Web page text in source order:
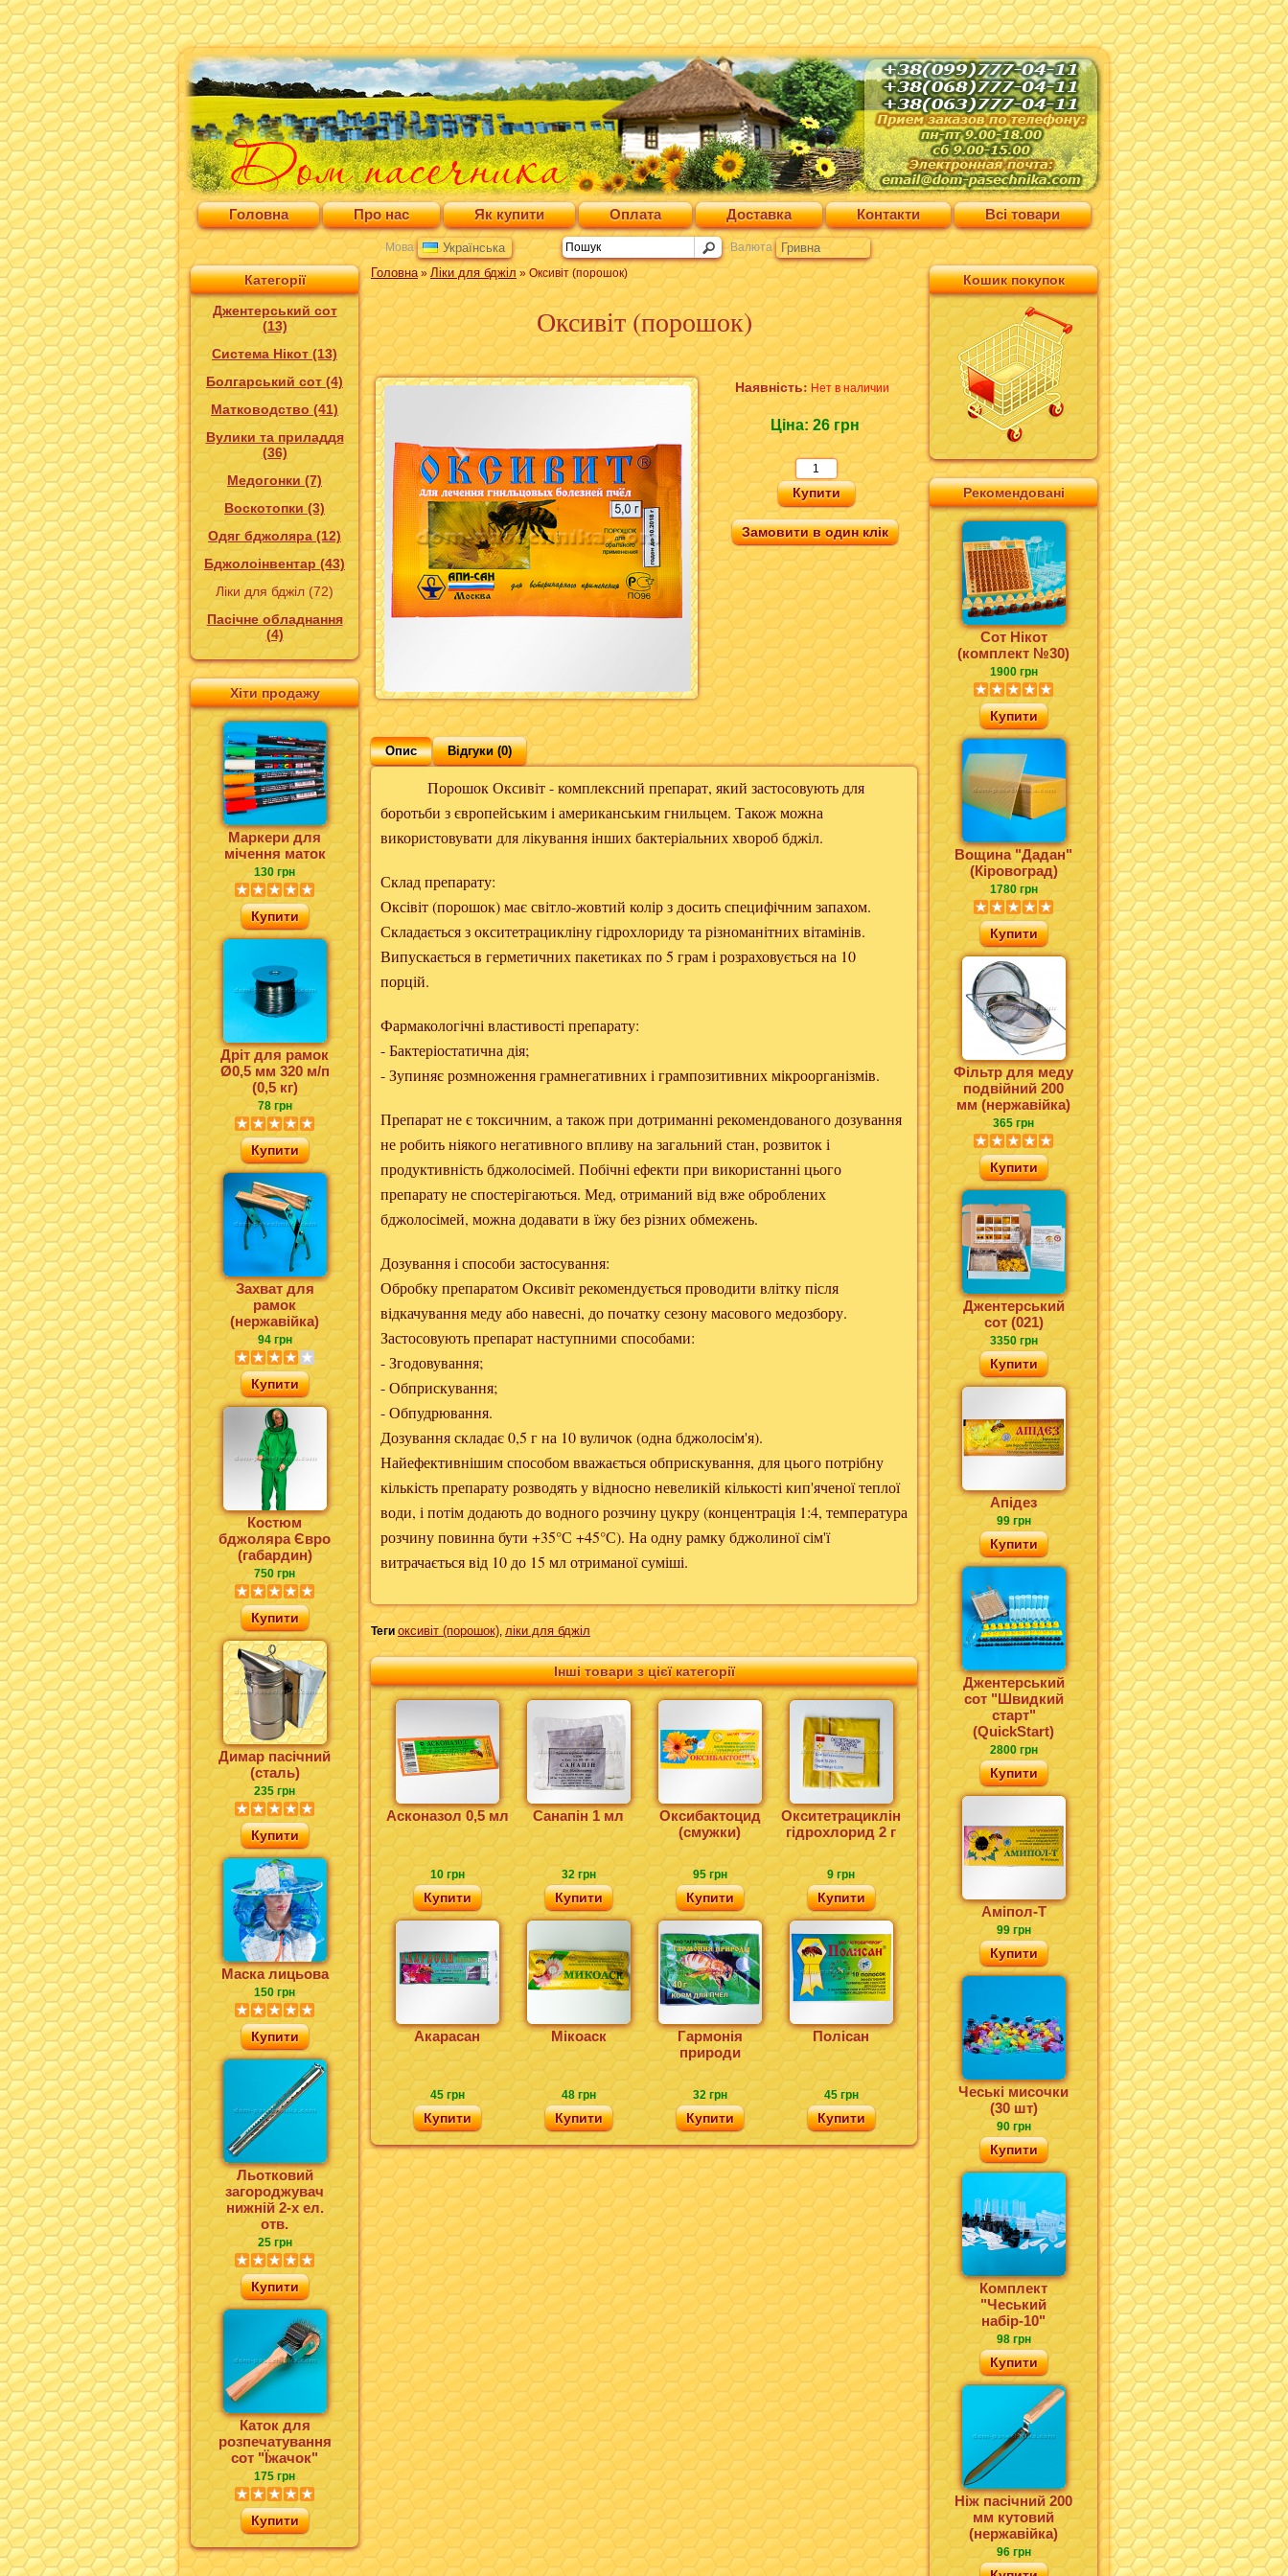
Мова Українська Валюта Гривна
Головна Про нас Як купити Оплата Доставка Контакти Всі товари
Категорії
Джентерський сот
(13)
Система Нікот (13)
Болгарський сот (4)
Матководство (41)
Вулики та приладдя
(36)
Медогонки (7)
Воскотопки (3)
Одяг бджоляра (12)
Бджолоінвентар (43)
Ліки для бджіл (72)
Пасічне обладнання
(4)
Хіти продажу
Маркери для
мічення маток
130 грн
Купити
Дріт для рамок
Ø0,5 мм 320 м/п
(0,5 кг)
78 грн
Купити
Захват для
рамок
(нержавійка)
94 грн
Купити
Костюм
бджоляра Євро
(габардин)
750 грн
Купити
Димар пасічний
(сталь)
235 грн
Купити
Маска лицьова
150 грн
Купити
Льотковий
загороджувач
нижній 2-х ел.
отв.
25 грн
Купити
Каток для
розпечатування
сот "Їжачок"
175 грн
Купити
Кошик покупок
Рекомендовані
Сот Нікот
(комплект №30)
1900 грн
Купити
Вощина "Дадан"
(Кіровоград)
1780 грн
Купити
Фільтр для меду
подвійний 200
мм (нержавійка)
365 грн
Купити
Джентерський
сот (021)
3350 грн
Купити
Апідез
99 грн
Купити
Джентерський
сот "Швидкий
старт"
(QuickStart)
2800 грн
Купити
Аміпол-Т
99 грн
Купити
Чеські мисочки
(30 шт)
90 грн
Купити
Комплект
"Чеський
набір-10"
98 грн
Купити
Ніж пасічний 200
мм кутовий
(нержавійка)
96 грн
Головна» Ліки для бджіл » Оксивіт (порошок)
Оксивіт (порошок)
Наявність: Нет в наличии
Ціна: 26 грн
Замовити в один клік
Опис Відгуки (0)
Порошок Оксивіт - комплексний препарат, який застосовують для
боротьби з європейським і американським гнильцем. Також можна
використовувати для лікування інших бактеріальних хвороб бджіл.
Склад препарату:
Оксівіт (порошок) має світло-жовтий колір з досить специфічним запахом.
Складається з окситетрацикліну гідрохлориду та різноманітних вітамінів.
Випускається в герметичних пакетиках по 5 грам і розраховується на 10
порцій.
Фармакологічні властивості препарату:
- Бактеріостатична дія;
- Зупиняє розмноження грамнегативних і грампозитивних мікроорганізмів.
Препарат не є токсичним, а також при дотриманні рекомендованого дозування
не робить ніякого негативного впливу на загальний стан, розвиток і
продуктивність бджолосімей. Побічні ефекти при використанні цього
препарату не спостерігаються. Мед, отриманий від вже оброблених
бджолосімей, можна додавати в їжу без різних обмежень.
Дозування і способи застосування:
Обробку препаратом Оксивіт рекомендується проводити влітку після
відкачування меду або навесні, до початку сезону масового медозбору.
Застосовують препарат наступними способами:
- Згодовування;
- Обприскування;
- Обпудрювання.
Дозування складає 0,5 г на 10 вуличок (одна бджолосім'я).
Найефективнішим способом вважається обприскування, для цього потрібну
кількість препарату розводять у відносно невеликій кількості кип'яченої теплої
води, і потім додають до водного розчину цукру (концентрація 1:4, температура
розчину повинна бути +35°С +45°С). На одну рамку бджолиної сім'ї
витрачається від 10 до 15 мл отриманої суміші.
Теги оксивіт (порошок), ліки для бджіл
Інші товари з цієї категорії
Асконазол 0,5 мл
10 грн
Купити
Санапін 1 мл
32 грн
Купити
Оксибактоцид
(смужки)
95 грн
Купити
Окситетрациклін
гідрохлорид 2 г
9 грн
Купити
Акарасан
45 грн
Купити
Мікоаск
48 грн
Купити
Гармонія
природи
32 грн
Купити
Полісан
45 грн
Купити